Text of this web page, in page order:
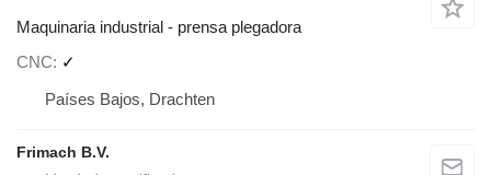
Maquinaria industrial - prensa plegadora
CNC
✓
Países Bajos, Drachten
Frimach B.V.